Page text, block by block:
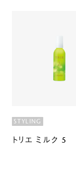
STYLING
トリエ ミルク 5